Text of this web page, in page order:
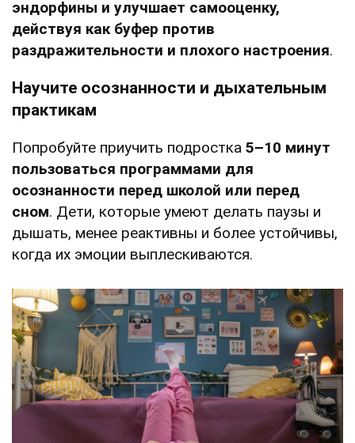
эндорфины и улучшает самооценку,
действуя как буфер против
раздражительности и плохого настроения.
Научите осознанности и дыхательным
практикам
Попробуйте приучить подростка 5–10 минут
пользоваться программами для
осознанности перед школой или перед
сном. Дети, которые умеют делать паузы и
дышать, менее реактивны и более устойчивы,
когда их эмоции выплескиваются.